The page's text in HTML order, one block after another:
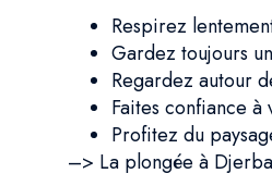
Respirez
Gardez toujours
Regardez autour
Faites confiance
Profitez du
–> La plongée à